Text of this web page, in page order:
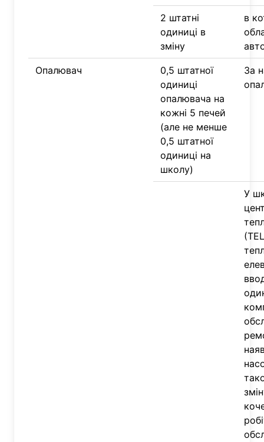
2 штатні
одиниці в
зміну
в
Опалювач
0,5 штатної
одиниці
опалювача на
кожні 5 печей
(але не менше
0,5 штатної
одиниці на
школу)
За
У